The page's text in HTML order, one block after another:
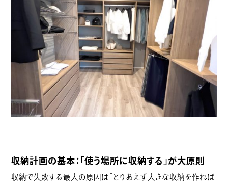
収納計画の基本：「使う場所に収納する」が大原則
収納で失敗する最大の原因は「とりあえず大きな収納を作れば